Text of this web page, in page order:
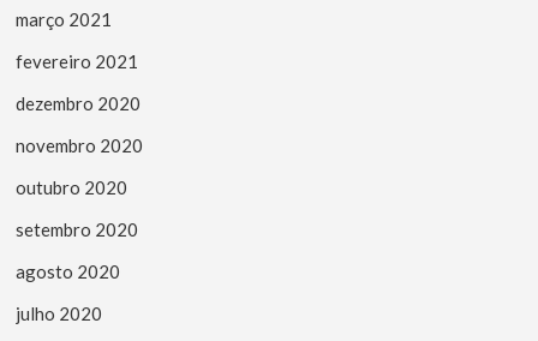
março 2021
fevereiro 2021
dezembro 2020
novembro 2020
outubro 2020
setembro 2020
agosto 2020
julho 2020